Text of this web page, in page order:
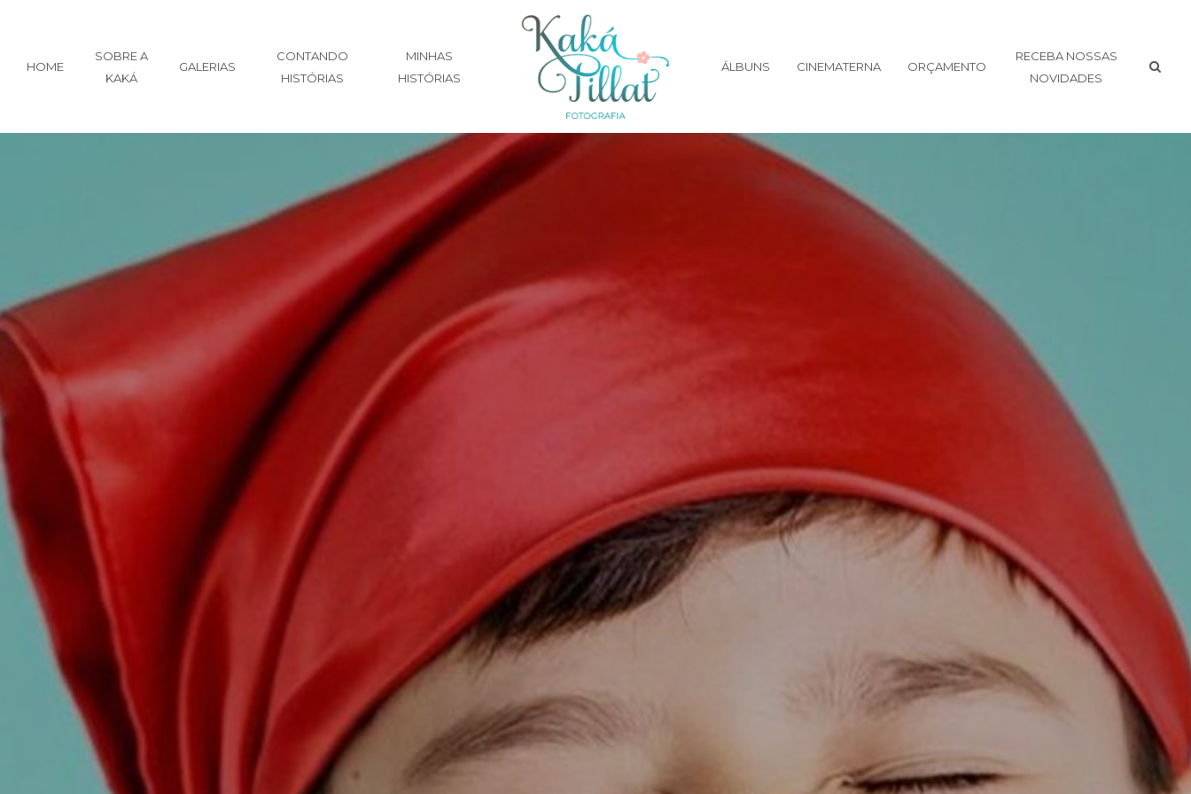
HOME
SOBRE A
KAKÁ
GALERIAS
CONTANDO
HISTÓRIAS
MINHAS
HISTÓRIAS
ÁLBUNS CINEMATERNA ORÇAMENTO
RECEBA NOSSAS
NOVIDADES